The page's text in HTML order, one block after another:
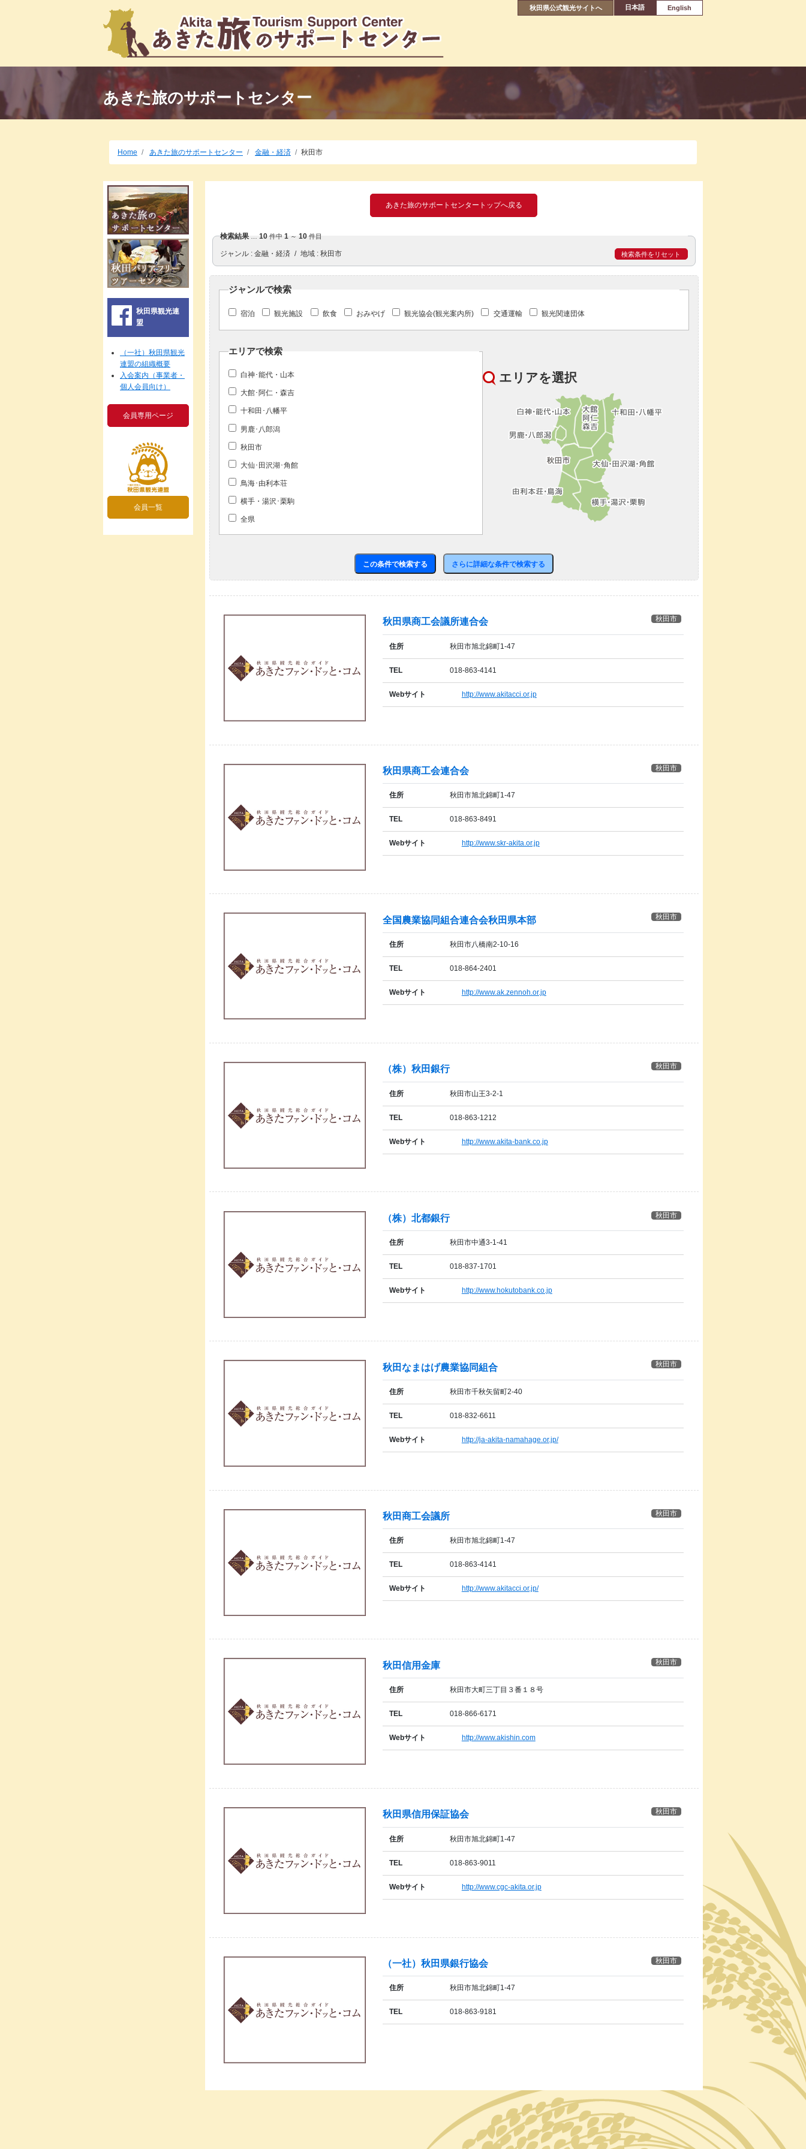
秋田県公式観光サイトへ 日本語 English
あきた旅のサポートセンター
Home あきた旅のサポートセンター 金融・経済 秋田市
あきた旅のサポートセンタートップへ戻る
検索結果 10件中 1 ～ 10件目
検索条件をリセット
ジャンル 金融・経済 地域 秋田市
ジャンルで検索
宿泊 観光施設 飲食 おみやげ 観光協会(観光案内所) 交通運輸 観光関連団体
エリアで検索
白神･能代・山本
大館･阿仁・森吉
十和田･八幡平
男鹿･八郎潟
秋田市
大仙･田沢湖･角館
鳥海･由利本荘
横手・湯沢･栗駒
全県
エリアを選択
この条件で検索する さらに詳細な条件で検索する
秋田市
秋田県商工会議所連合会
住所 秋田市旭北錦町1-47
TEL 018-863-4141
Webサイト http://www.akitacci.or.jp
秋田市
秋田県商工会連合会
住所 秋田市旭北錦町1-47
TEL 018-863-8491
Webサイト http://www.skr-akita.or.jp
秋田市
全国農業協同組合連合会秋田県本部
住所 秋田市八橋南2-10-16
TEL 018-864-2401
Webサイト http://www.ak.zennoh.or.jp
秋田市
（株）秋田銀行
住所 秋田市山王3-2-1
TEL 018-863-1212
Webサイト http://www.akita-bank.co.jp
秋田市
（株）北都銀行
住所 秋田市中通3-1-41
TEL 018-837-1701
Webサイト http://www.hokutobank.co.jp
秋田市
秋田なまはげ農業協同組合
住所 秋田市千秋矢留町2-40
TEL 018-832-6611
Webサイト http://ja-akita-namahage.or.jp/
秋田市
秋田商工会議所
住所 秋田市旭北錦町1-47
TEL 018-863-4141
Webサイト http://www.akitacci.or.jp/
秋田市
秋田信用金庫
住所 秋田市大町三丁目３番１８号
TEL 018-866-6171
Webサイト http://www.akishin.com
秋田市
秋田県信用保証協会
住所 秋田市旭北錦町1-47
TEL 018-863-9011
Webサイト http://www.cgc-akita.or.jp
秋田市
（一社）秋田県銀行協会
住所 秋田市旭北錦町1-47
TEL 018-863-9181
秋田県観光連
盟
（一社）秋田県観光
連盟の組織概要
入会案内（事業者・
個人会員向け）
会員専用ページ
会員一覧